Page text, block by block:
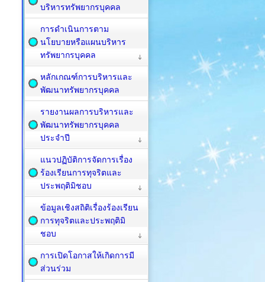
บริหารทรัพยากรบุคคล
การดำเนินการตาม
นโยบายหรือแผนบริหาร
ทรัพยากรบุคคล
หลักเกณฑ์การบริหารและ
พัฒนาทรัพยากรบุคคล
รายงานผลการบริหารและ
พัฒนาทรัพยากรบุคคล
ประจำปี
แนวปฏิบัติการจัดการเรื่อง
ร้องเรียนการทุจริตและ
ประพฤติมิชอบ
ข้อมูลเชิงสถิติเรื่องร้องเรียน
การทุจริตและประพฤติมิ
ชอบ
การเปิดโอกาสให้เกิดการมี
ส่วนร่วม